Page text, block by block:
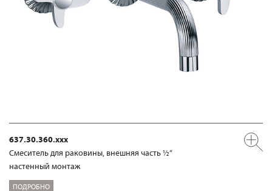
637.30.360.xxx
Смеситель для раковины, внешняя часть ½“
настенный монтаж
ПОДРОБНО